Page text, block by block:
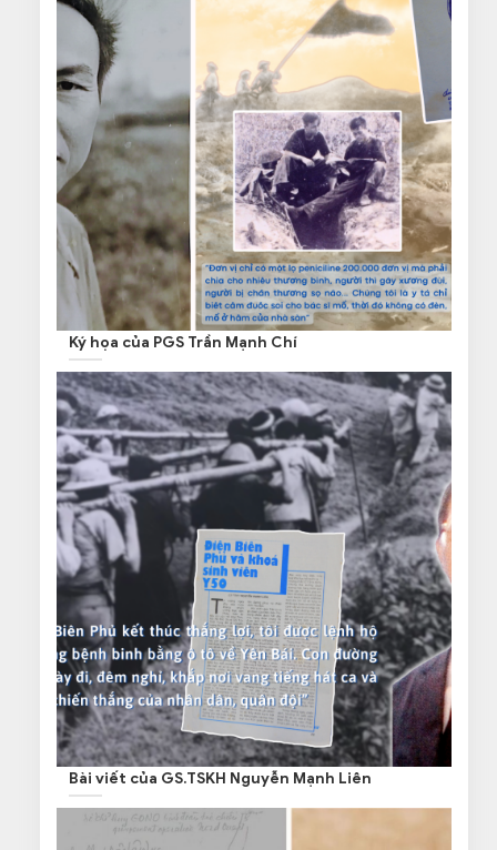
Ký họa của PGS Trần Mạnh Chí
Bài viết của GS.TSKH Nguyễn Mạnh Liên